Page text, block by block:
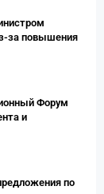
за повышения
Форум
и
по